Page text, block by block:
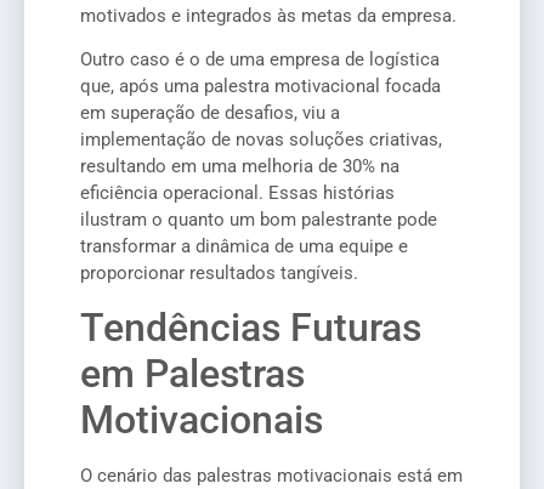
motivados e integrados às metas da empresa.
Outro caso é o de uma empresa de logística
que, após uma palestra motivacional focada
em superação de desafios, viu a
implementação de novas soluções criativas,
resultando em uma melhoria de 30% na
eficiência operacional. Essas histórias
ilustram o quanto um bom palestrante pode
transformar a dinâmica de uma equipe e
proporcionar resultados tangíveis.
Tendências Futuras
em Palestras
Motivacionais
O cenário das palestras motivacionais está em